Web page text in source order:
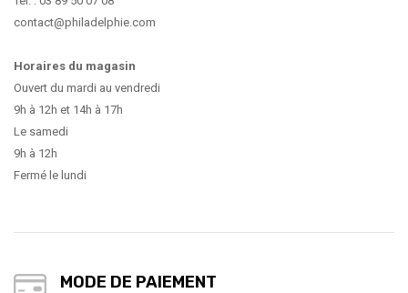
contact@philadelphie.com
Horaires du magasin
Ouvert du mardi au vendredi
9h à 12h et 14h à 17h
Le samedi
9h à 12h
Fermé le lundi
MODE DE PAIEMENT